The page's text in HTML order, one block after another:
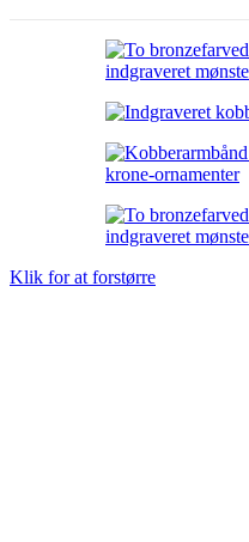
Klik for at forstørre